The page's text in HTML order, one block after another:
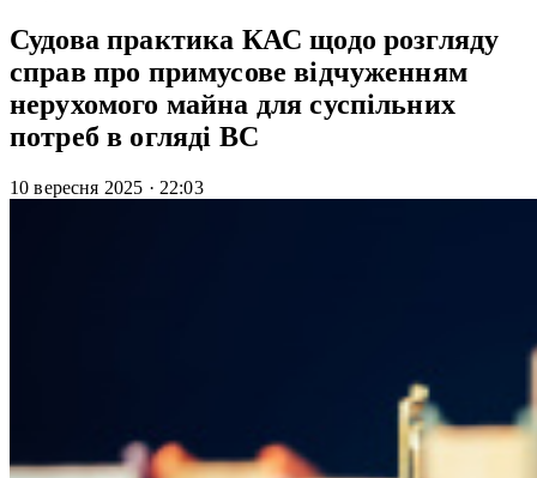
Судова практика КАС щодо розгляду
справ про примусове відчуженням
нерухомого майна для суспільних
потреб в огляді ВС
10 вересня 2025 · 22:03